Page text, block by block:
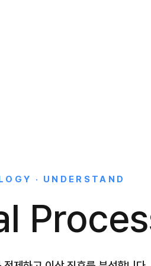
· UNDERSTAND